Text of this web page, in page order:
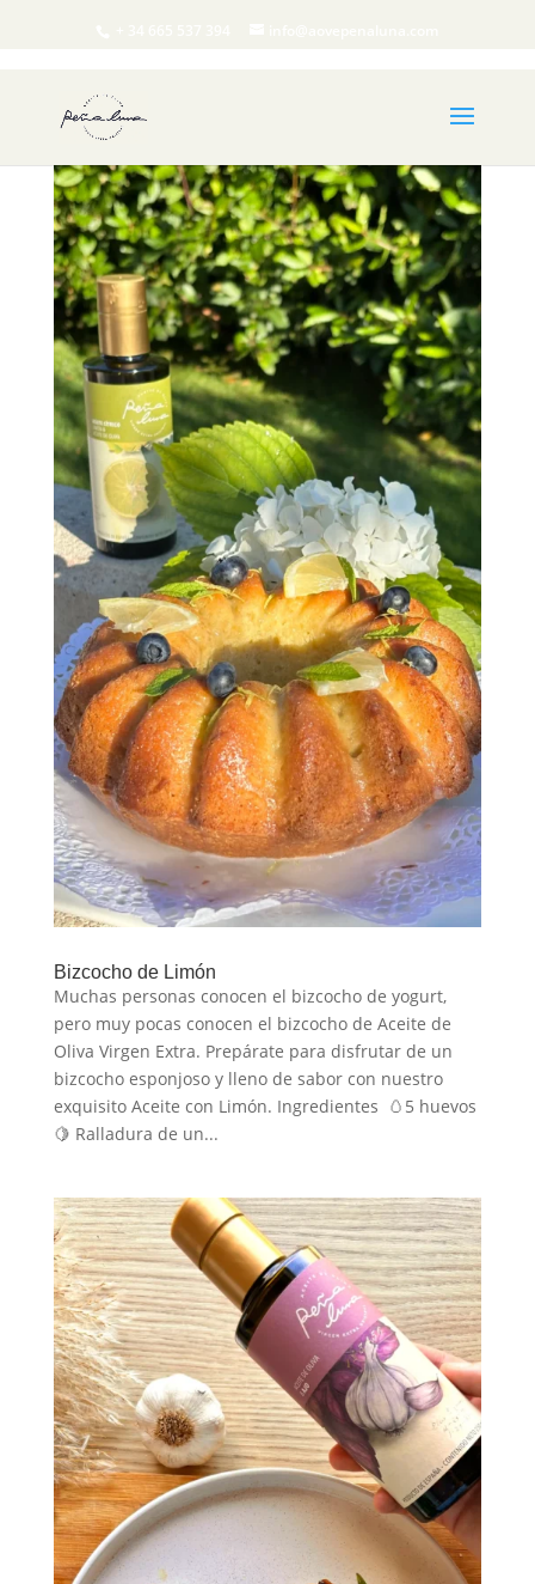
Bizcocho de Limón
Muchas personas conocen el bizcocho de yogurt,
pero muy pocas conocen el bizcocho de Aceite de
Oliva Virgen Extra. Prepárate para disfrutar de un
bizcocho esponjoso y lleno de sabor con nuestro
exquisito Aceite con Limón. Ingredientes 🥚5 huevos
🍋 Ralladura de un...